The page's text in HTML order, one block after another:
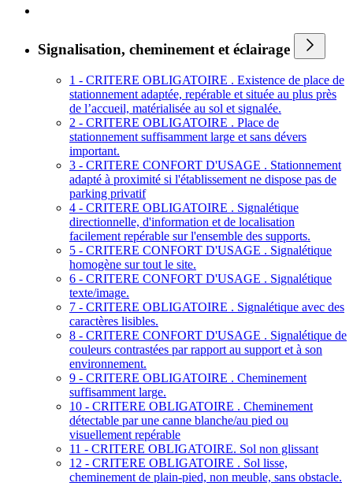
Signalisation, cheminement et éclairage
1 - CRITERE OBLIGATOIRE . Existence de place de
stationnement adaptée, repérable et située au plus près
de l’accueil, matérialisée au sol et signalée.
2 - CRITERE OBLIGATOIRE . Place de
stationnement suffisamment large et sans dévers
important.
3 - CRITERE CONFORT D'USAGE . Stationnement
adapté à proximité si l'établissement ne dispose pas de
parking privatif
4 - CRITERE OBLIGATOIRE . Signalétique
directionnelle, d'information et de localisation
facilement repérable sur l'ensemble des supports.
5 - CRITERE CONFORT D'USAGE . Signalétique
homogène sur tout le site.
6 - CRITERE CONFORT D'USAGE . Signalétique
texte/image.
7 - CRITERE OBLIGATOIRE . Signalétique avec des
caractères lisibles.
8 - CRITERE CONFORT D'USAGE . Signalétique de
couleurs contrastées par rapport au support et à son
environnement.
9 - CRITERE OBLIGATOIRE . Cheminement
suffisamment large.
10 - CRITERE OBLIGATOIRE . Cheminement
détectable par une canne blanche/au pied ou
visuellement repérable
11 - CRITERE OBLIGATOIRE. Sol non glissant
12 - CRITERE OBLIGATOIRE . Sol lisse,
cheminement de plain-pied, non meuble, sans obstacle.